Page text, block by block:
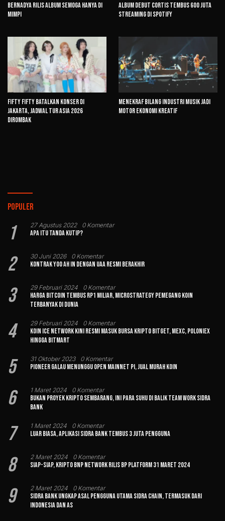
Bernadya Rilis Album Semoga Hanya di
Mimpi
Album Debut CORTIS Tembus 600 Juta
Streaming di Spotify
FIFTY FIFTY Batalkan Konser di
Jakarta, Jadwal Tur Asia 2026
Dirombak
Menekraf Bilang Industri Musik Jadi
Motor Ekonomi Kreatif
Populer
1 27 Agustus 2022 0 Komentar
Apa Itu Tanda Kutip?
2 30 Juni 2026 0 Komentar
Kontrak Yoo Ah In dengan UAA Resmi Berakhir
3 29 Februari 2024 0 Komentar
Harga Bitcoin Tembus Rp1 Miliar, MicroStrategy Pemegang Koin
Terbanyak di Dunia
4 29 Februari 2024 0 Komentar
Koin Ice Network Kini Resmi Masuk Bursa Kripto Bitget, MEXC, Poloniex
hingga BitMart
5 31 Oktober 2023 0 Komentar
Pioneer Galau Menunggu Open Mainnet Pi, Jual Murah Koin
6 1 Maret 2024 0 Komentar
Bukan Proyek Kripto Sembarang, Ini Para Suhu di Balik Team Work Sidra
Bank
7 1 Maret 2024 0 Komentar
Luar Biasa, Aplikasi Sidra Bank Tembus 3 Juta Pengguna
8 2 Maret 2024 0 Komentar
Siap-siap, Kripto BNP Network Rilis BP Platform 31 Maret 2024
9 2 Maret 2024 0 Komentar
Sidra Bank Ungkap Asal Pengguna Utama Sidra Chain, Termasuk dari
Indonesia dan AS